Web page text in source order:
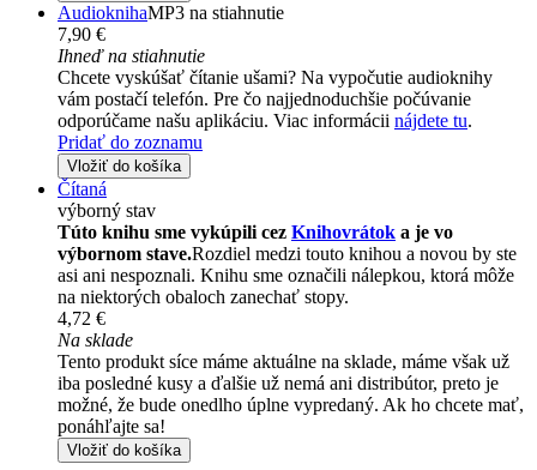
AudioknihaMP3 na stiahnutie
7,90 €
Ihneď na stiahnutie
Chcete vyskúšať čítanie ušami? Na vypočutie audioknihy
vám postačí telefón. Pre čo najjednoduchšie počúvanie
odporúčame našu aplikáciu. Viac informácii nájdete tu.
Pridať do zoznamu
Vložiť do košíka
Čítaná
výborný stav
Túto knihu sme vykúpili cez Knihovrátok a je vo
výbornom stave.Rozdiel medzi touto knihou a novou by ste
asi ani nespoznali. Knihu sme označili nálepkou, ktorá môže
na niektorých obaloch zanechať stopy.
4,72 €
Na sklade
Tento produkt síce máme aktuálne na sklade, máme však už
iba posledné kusy a ďalšie už nemá ani distribútor, preto je
možné, že bude onedlho úplne vypredaný. Ak ho chcete mať,
ponáhľajte sa!
Vložiť do košíka